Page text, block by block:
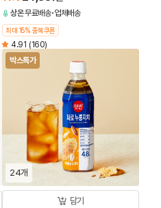
상온무료배송 업체배송
최대 15% 중복쿠폰
4.91 (160)
박스특가
24개
담기